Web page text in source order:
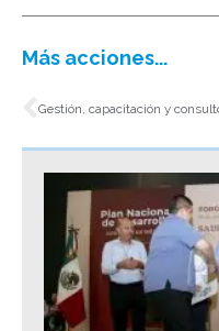
Más acciones...
Ant